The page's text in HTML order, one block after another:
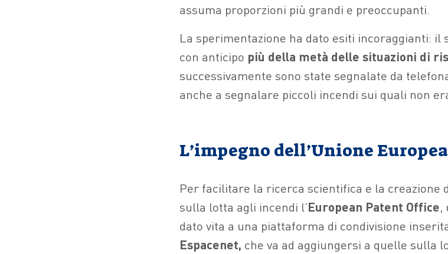
assuma proporzioni più grandi e preoccupanti.
La sperimentazione ha dato esiti incoraggianti:
con anticipo più della metà delle situazioni di
successivamente sono state segnalate da
anche a segnalare piccoli incendi sui quali non
L’impegno dell’Unione Europea
Per facilitare la ricerca scientifica e la creazione
sulla lotta agli incendi l’European Patent Office,
dato vita a una piattaforma di condivisione
Espacenet, che va ad aggiungersi a quelle sulla